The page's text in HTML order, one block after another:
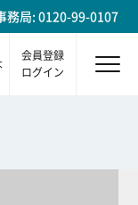
務局: 0120-99-0107
会員登録
ログイン